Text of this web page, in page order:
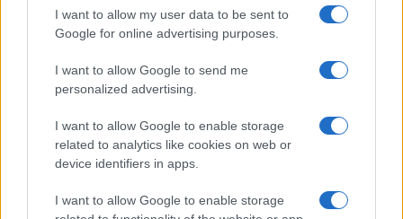
I want to allow my user data to be sent to
Google for online advertising purposes.
I want to allow Google to send me
personalized advertising.
I want to allow Google to enable storage
related to analytics like cookies on web or
device identifiers in apps.
I want to allow Google to enable storage
crescente debolezza occidentale. La storia, del
resto, insegna che le civiltà raramente crollano
sotto i colpi altrui: più spesso si sgretolano per
consunzione interna.
Il parallelo, allora, si fa inevitabile e inquietante. In
passato, figure come Reagan e Wojtyła seppero
elevare il loro tempo, orientarlo, dargli una
direzione. Oggi, al contrario,molte leadership